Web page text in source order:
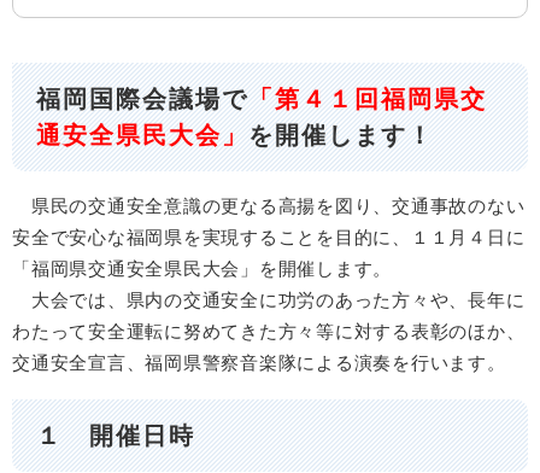
福岡国際会議場で「第４１回福岡県交
通安全県民大会」を開催します！
県民の交通安全意識の更なる高揚を図り、交通事故のない
安全で安心な福岡県を実現することを目的に、１１月４日に
「福岡県交通安全県民大会」を開催します。
大会では、県内の交通安全に功労のあった方々や、長年に
わたって安全運転に努めてきた方々等に対する表彰のほか、
交通安全宣言、福岡県警察音楽隊による演奏を行います。
１ 開催日時